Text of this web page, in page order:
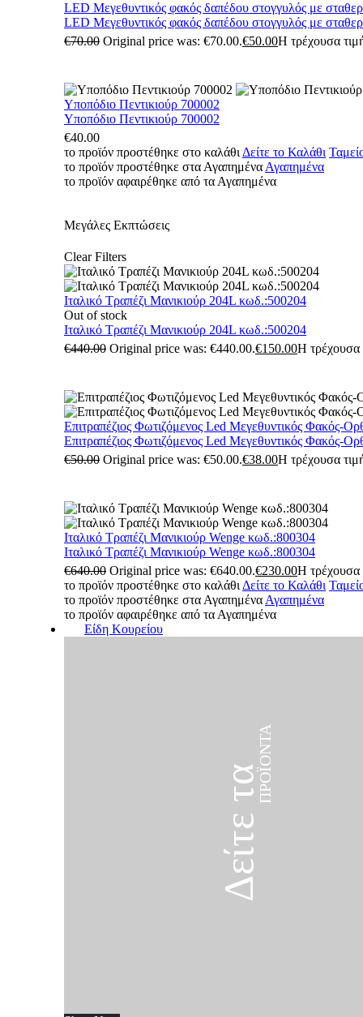
LED Μεγεθυντικός φακός δαπέδου στογγυλός με
LED Μεγεθυντικός φακός δαπέδου στογγυλός με
€70.00 Original price was: €70.00.€50.00Η τρέχουσα
Υποπόδιο Πεντικιούρ 700002
Υποπόδιο Πεντικιούρ 700002
€40.00
το προϊόν προστέθηκε στο καλάθι Δείτε το Καλάθι
το προϊόν προστέθηκε στα Αγαπημένα Αγαπημένα
το προϊόν αφαιρέθηκε από τα Αγαπημένα
Μεγάλες Εκπτώσεις
Clear Filters
Ιταλικό Τραπέζι Μανικιούρ 204L κωδ.:500204
Out of stock
Ιταλικό Τραπέζι Μανικιούρ 204L κωδ.:500204
€440.00 Original price was: €440.00.€150.00Η τρέχουσα
Επιτραπέζιος Φωτιζόμενος Led Μεγεθυντικός Φακός-
Επιτραπέζιος Φωτιζόμενος Led Μεγεθυντικός Φακός-
€50.00 Original price was: €50.00.€38.00Η τρέχουσα
Ιταλικό Τραπέζι Μανικιούρ Wenge κωδ.:800304
Ιταλικό Τραπέζι Μανικιούρ Wenge κωδ.:800304
€640.00 Original price was: €640.00.€230.00Η τρέχουσα
το προϊόν προστέθηκε στο καλάθι Δείτε το Καλάθι
το προϊόν προστέθηκε στα Αγαπημένα Αγαπημένα
το προϊόν αφαιρέθηκε από τα Αγαπημένα
Είδη Κουρείου
Δείτε ταΠΡΟΪΌΝΤΑ